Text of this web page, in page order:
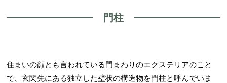
門柱
住まいの顔とも言われている門まわりのエクステリアのこと
で、玄関先にある独立した壁状の構造物を門柱と呼んでいま